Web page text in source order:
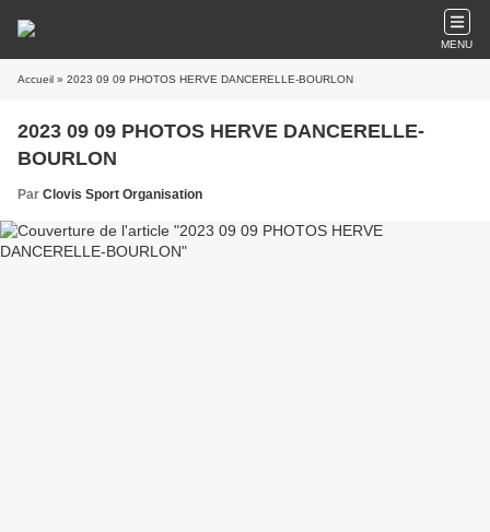
MENU
Accueil » 2023 09 09 PHOTOS HERVE DANCERELLE-BOURLON
2023 09 09 PHOTOS HERVE DANCERELLE-
BOURLON
Par Clovis Sport Organisation